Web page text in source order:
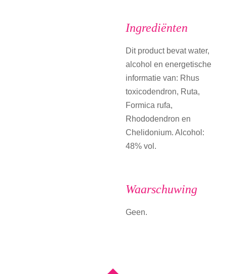
Ingrediënten
Dit product bevat water,
alcohol en energetische
informatie van: Rhus
toxicodendron, Ruta,
Formica rufa,
Rhododendron en
Chelidonium. Alcohol:
48% vol.
Waarschuwing
Geen.